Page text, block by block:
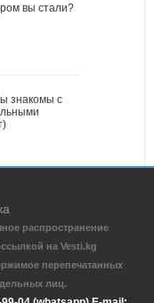
вы стали?
знакомы с
распространение
на Vesti.kg
перепечатанных
лиц.